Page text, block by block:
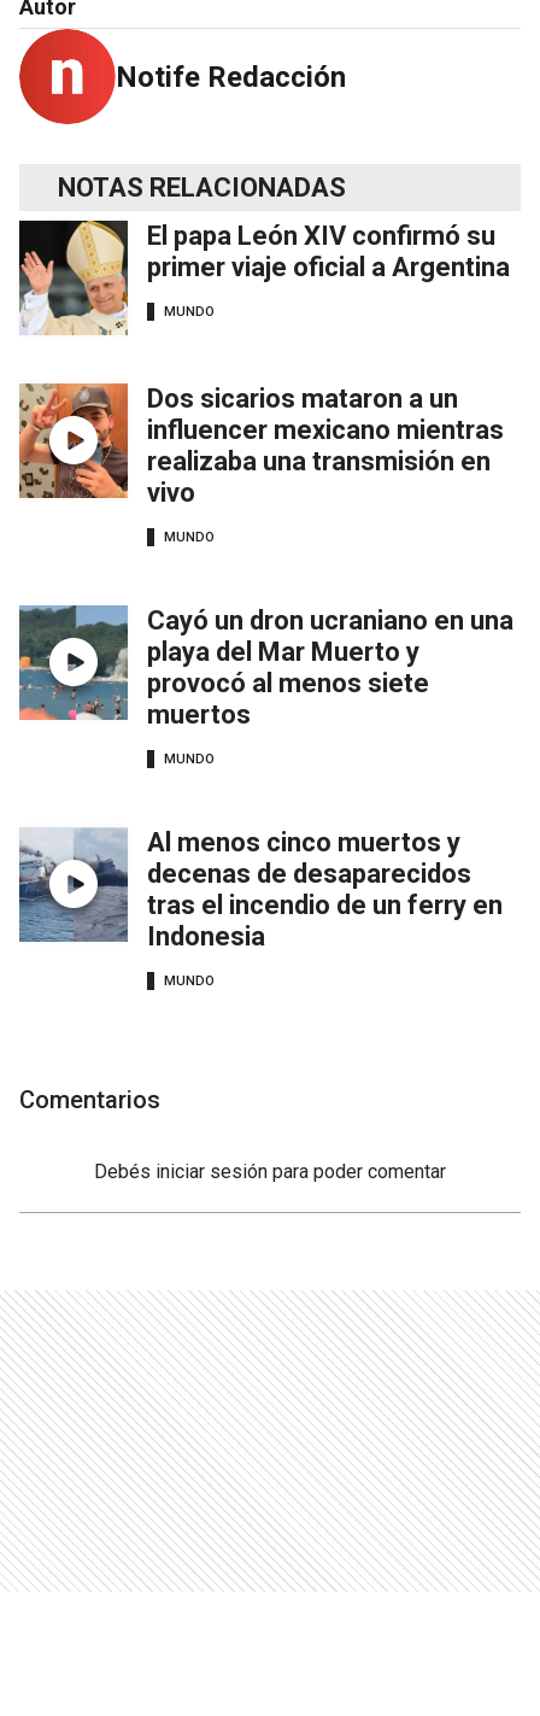
Autor
Notife Redacción
NOTAS RELACIONADAS
El papa León XIV confirmó su
primer viaje oficial a Argentina
MUNDO
Dos sicarios mataron a un
influencer mexicano mientras
realizaba una transmisión en
vivo
MUNDO
Cayó un dron ucraniano en una
playa del Mar Muerto y
provocó al menos siete
muertos
MUNDO
Al menos cinco muertos y
decenas de desaparecidos
tras el incendio de un ferry en
Indonesia
MUNDO
Comentarios
Debés iniciar sesión para poder comentar